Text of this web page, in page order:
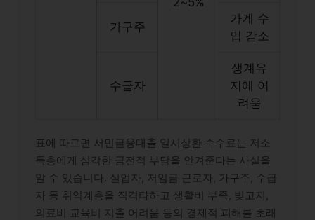
가구주
가계 수
입 감소
수급자
생계유
지에 어
려움
표에 따르면 서민금융대출 일시상환 수수료는 저소
득층에게 심각한 금전적 부담을 안겨준다는 사실을
알 수 있습니다. 실업자, 저임금 근로자, 가구주, 수급
자 등 취약계층을 직격타하고 생활비 부족, 빚고지,
의료비 교육비 지출 어려움 등의 경제적 피해를 초래